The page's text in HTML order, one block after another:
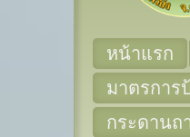
หน้าแรก
มาตรการ
กระดานถ